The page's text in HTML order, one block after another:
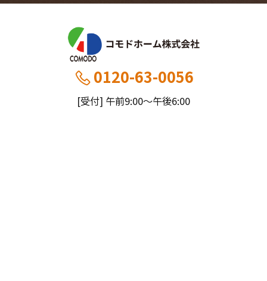
0120-63-0056
[受付] 午前9:00～午後6:00